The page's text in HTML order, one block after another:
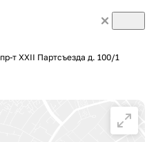
пр-т XXII Партсъезда д. 100/1